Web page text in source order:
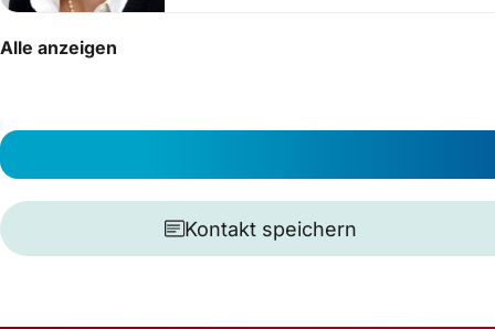
Alle anzeigen
Kontakt speichern